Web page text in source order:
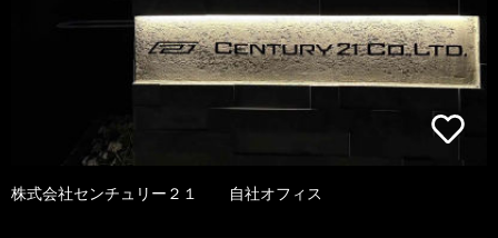
株式会社センチュリー２１ 自社オフィス